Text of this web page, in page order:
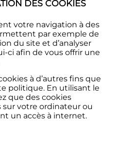
DES COOKIES
votre navigation à des
par exemple de
du site et d’analyser
ci afin de vous offrir une
à d’autres fins que
politique. En utilisant le
que des cookies
votre ordinateur ou
un accès à internet.